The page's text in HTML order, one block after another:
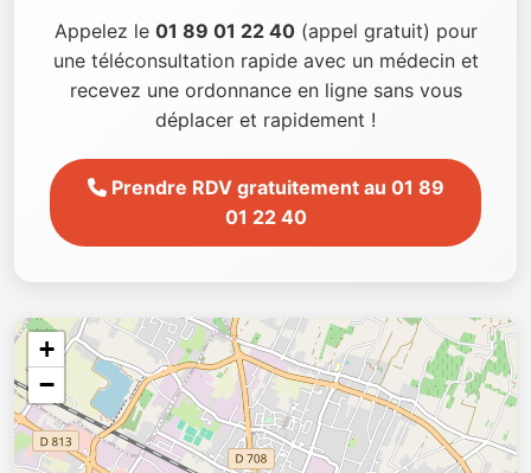
Appelez le 01 89 01 22 40(appel gratuit) pour
une téléconsultation rapide avec un médecin et
recevez une ordonnance en ligne sans vous
déplacer et rapidement !
Prendre RDV gratuitement au 01 89
01 22 40
+
−